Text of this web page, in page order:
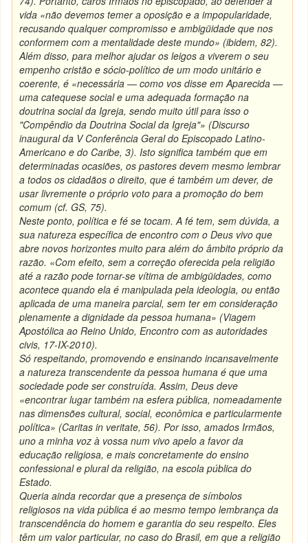
vida «não devemos temer a oposição e a impopularidade,
recusando qualquer compromisso e ambigüidade que nos
conformem com a mentalidade deste mundo» (ibidem, 82).
Além disso, para melhor ajudar os leigos a viverem o seu
empenho cristão e sócio-político de um modo unitário e
coerente, é «necessária — como vos disse em Aparecida —
uma catequese social e uma adequada formação na
doutrina social da Igreja, sendo muito útil para isso o
"Compêndio da Doutrina Social da Igreja"» (Discurso
inaugural da V Conferência Geral do Episcopado Latino-
Americano e do Caribe, 3). Isto significa também que em
determinadas ocasiões, os pastores devem mesmo lembrar
a todos os cidadãos o direito, que é também um dever, de
usar livremente o próprio voto para a promoção do bem
comum (cf. GS, 75).
Neste ponto, política e fé se tocam. A fé tem, sem dúvida, a
sua natureza específica de encontro com o Deus vivo que
abre novos horizontes muito para além do âmbito próprio da
razão. «Com efeito, sem a correção oferecida pela religião
até a razão pode tornar-se vítima de ambigüidades, como
acontece quando ela é manipulada pela ideologia, ou então
aplicada de uma maneira parcial, sem ter em consideração
plenamente a dignidade da pessoa humana» (Viagem
Apostólica ao Reino Unido, Encontro com as autoridades
civis, 17-IX-2010).
Só respeitando, promovendo e ensinando incansavelmente
a natureza transcendente da pessoa humana é que uma
sociedade pode ser construída. Assim, Deus deve
«encontrar lugar também na esfera pública, nomeadamente
nas dimensões cultural, social, econômica e particularmente
política» (Caritas in veritate, 56). Por isso, amados Irmãos,
uno a minha voz à vossa num vivo apelo a favor da
educação religiosa, e mais concretamente do ensino
confessional e plural da religião, na escola pública do
Estado.
Queria ainda recordar que a presença de símbolos
religiosos na vida pública é ao mesmo tempo lembrança da
transcendência do homem e garantia do seu respeito. Eles
têm um valor particular, no caso do Brasil, em que a religião